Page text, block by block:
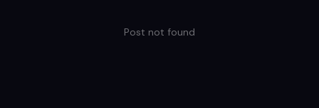
Post not found